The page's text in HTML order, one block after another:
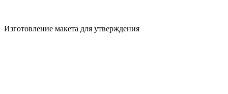
Изготовление макета для утверждения